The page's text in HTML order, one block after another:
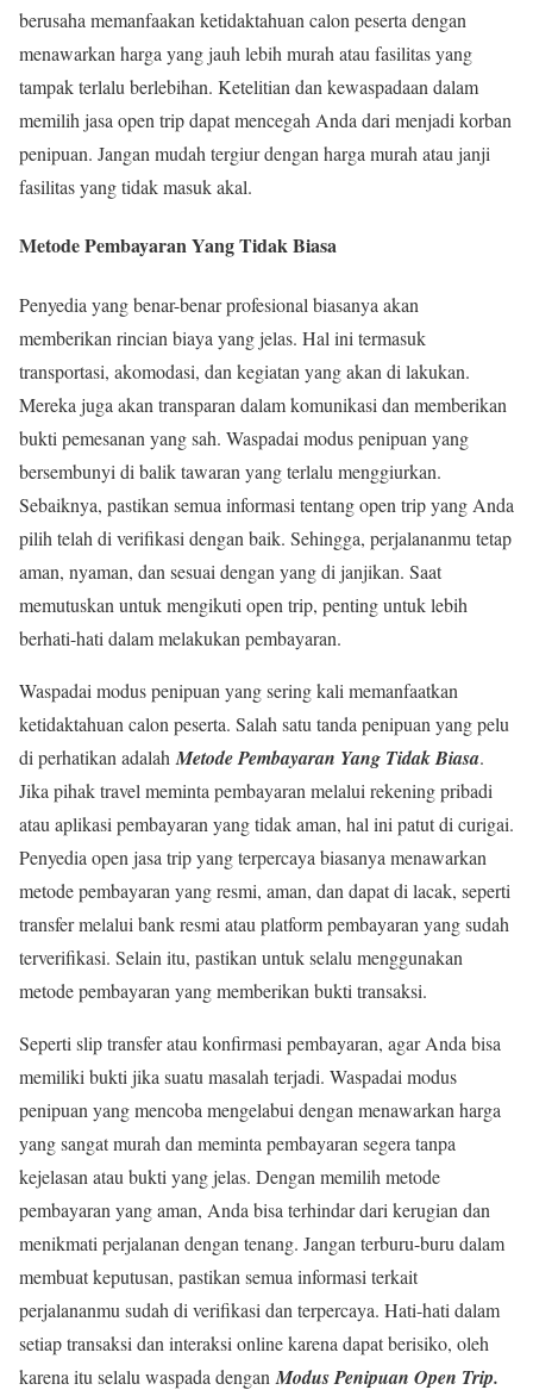
berusaha memanfaakan ketidaktahuan calon peserta dengan
menawarkan harga yang jauh lebih murah atau fasilitas yang
tampak terlalu berlebihan. Ketelitian dan kewaspadaan dalam
memilih jasa open trip dapat mencegah Anda dari menjadi korban
penipuan. Jangan mudah tergiur dengan harga murah atau janji
fasilitas yang tidak masuk akal.
Metode Pembayaran Yang Tidak Biasa
Penyedia yang benar-benar profesional biasanya akan
memberikan rincian biaya yang jelas. Hal ini termasuk
transportasi, akomodasi, dan kegiatan yang akan di lakukan.
Mereka juga akan transparan dalam komunikasi dan memberikan
bukti pemesanan yang sah. Waspadai modus penipuan yang
bersembunyi di balik tawaran yang terlalu menggiurkan.
Sebaiknya, pastikan semua informasi tentang open trip yang Anda
pilih telah di verifikasi dengan baik. Sehingga, perjalananmu tetap
aman, nyaman, dan sesuai dengan yang di janjikan. Saat
memutuskan untuk mengikuti open trip, penting untuk lebih
berhati-hati dalam melakukan pembayaran.
Waspadai modus penipuan yang sering kali memanfaatkan
ketidaktahuan calon peserta. Salah satu tanda penipuan yang pelu
di perhatikan adalah Metode Pembayaran Yang Tidak Biasa.
Jika pihak travel meminta pembayaran melalui rekening pribadi
atau aplikasi pembayaran yang tidak aman, hal ini patut di curigai.
Penyedia open jasa trip yang terpercaya biasanya menawarkan
metode pembayaran yang resmi, aman, dan dapat di lacak, seperti
transfer melalui bank resmi atau platform pembayaran yang sudah
terverifikasi. Selain itu, pastikan untuk selalu menggunakan
metode pembayaran yang memberikan bukti transaksi.
Seperti slip transfer atau konfirmasi pembayaran, agar Anda bisa
memiliki bukti jika suatu masalah terjadi. Waspadai modus
penipuan yang mencoba mengelabui dengan menawarkan harga
yang sangat murah dan meminta pembayaran segera tanpa
kejelasan atau bukti yang jelas. Dengan memilih metode
pembayaran yang aman, Anda bisa terhindar dari kerugian dan
menikmati perjalanan dengan tenang. Jangan terburu-buru dalam
membuat keputusan, pastikan semua informasi terkait
perjalananmu sudah di verifikasi dan terpercaya. Hati-hati dalam
setiap transaksi dan interaksi online karena dapat berisiko, oleh
karena itu selalu waspada dengan Modus Penipuan Open Trip.